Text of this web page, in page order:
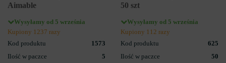
Aimable
Wysyłamy od 5 września
Kupiony 1237 razy
Kod produktu
1573
Ilość w paczce
5
50 szt
Wysyłamy od 5 września
Kupiony 112 razy
Kod produktu
625
Ilość w paczce
50